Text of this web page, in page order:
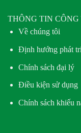
THÔNG TIN CÔNG
Về chúng tôi
Định hướng phát
Chính sách đại lý
Điều kiện sử dụng
Chính sách khiếu